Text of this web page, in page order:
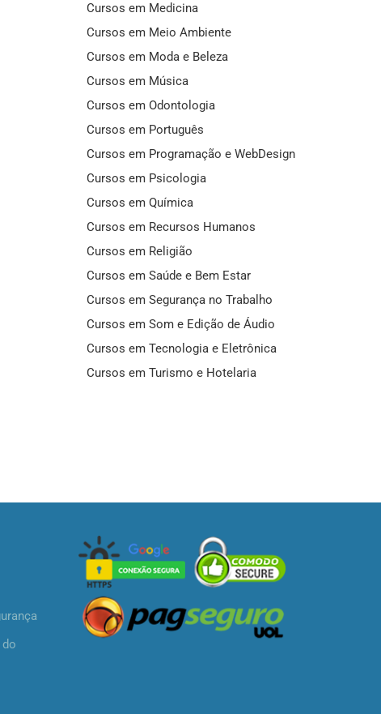
Cursos em Medicina
Cursos em Meio Ambiente
Cursos em Moda e Beleza
Cursos em Música
Cursos em Odontologia
Cursos em Português
Cursos em Programação e WebDesign
Cursos em Psicologia
Cursos em Química
Cursos em Recursos Humanos
Cursos em Religião
Cursos em Saúde e Bem Estar
Cursos em Segurança no Trabalho
Cursos em Som e Edição de Áudio
Cursos em Tecnologia e Eletrônica
Cursos em Turismo e Hotelaria